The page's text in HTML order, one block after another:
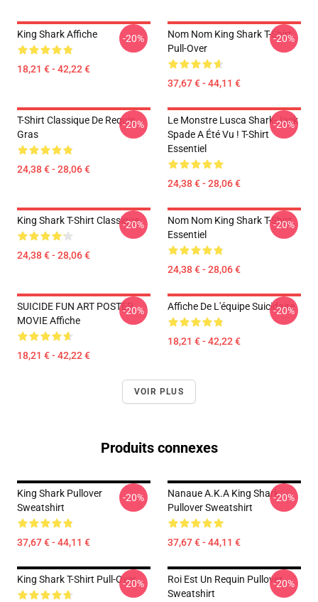
King Shark Affiche
18,21 € - 42,22 €
-20%
Nom Nom King Shark T-Shirt
Pull-Over
37,67 € - 44,11 €
-20%
T-Shirt Classique De Requin
Gras
24,38 € - 28,06 €
-20%
Le Monstre Lusca Shark-Jack
Spade A Été Vu ! T-Shirt
Essentiel
24,38 € - 28,06 €
-20%
King Shark T-Shirt Classique
24,38 € - 28,06 €
-20%
Nom Nom King Shark T-Shirt
Essentiel
24,38 € - 28,06 €
-20%
SUICIDE FUN ART POSTER
MOVIE Affiche
18,21 € - 42,22 €
-20% Affiche De L'équipe Suicidaire
18,21 € - 42,22 €
-20%
VOIR PLUS
Produits connexes
King Shark Pullover
Sweatshirt
37,67 € - 44,11 €
-20%
Nanaue A.K.A King Shark
Pullover Sweatshirt
37,67 € - 44,11 €
-20%
King Shark T-Shirt Pull-Over
-20%
Roi Est Un Requin Pullover
Sweatshirt
-20%